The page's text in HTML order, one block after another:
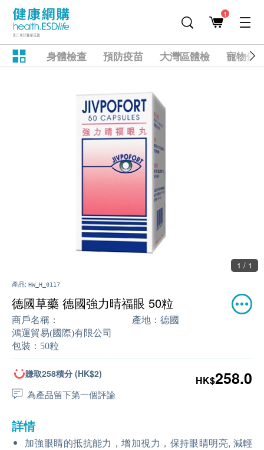
1
身體檢查 預防疫苗 大灣區體檢 寵物健
1 / 1
產品: HW_H_0117
德國草藥 德國強力晴福眼 50粒
商戶名稱：
鴻運貿易(國際)有限公司
產地： 德國
包裝： 50粒
賺取258積分 (HK$2)
為產品留下第一個評論
HK$258.0
詳情
加強眼睛的抵抗能力，增加視力，保持眼睛明亮, 減輕